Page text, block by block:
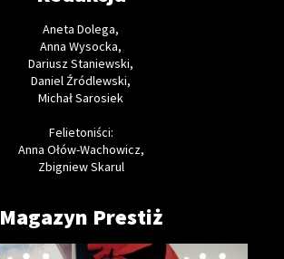
Aneta Dolega,
Anna Wysocka,
Dariusz Staniewski,
Daniel Źródlewski,
Michał Sarosiek
Felietoniści:
Anna Ołów-Wachowicz,
Zbigniew Skarul
Magazyn Prestiż